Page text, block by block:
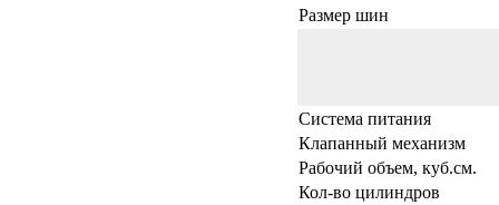
Размер шин
Система питания
Клапанный механизм
Рабочий объем, куб.см.
Кол-во цилиндров